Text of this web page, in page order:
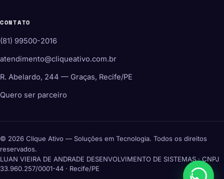
CONTATO
(81) 99500-2016
atendimento@cliqueativo.com.br
R. Abelardo, 244 — Graças, Recife/PE
Quero ser parceiro
© 2026 Clique Ativo — Soluções em Tecnologia. Todos os direitos
reservados.
LUAN VIEIRA DE ANDRADE DESENVOLVIMENTO DE SISTEMAS · CNPJ
33.960.257/0001-44 · Recife/PE